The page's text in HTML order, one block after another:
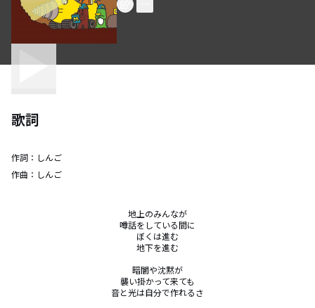
歌詞
作詞： しんご
作曲： しんご
地上のみんなが
噂話をしている間に
ぼくは進む
地下を進む
暗闇や沈黙が
襲い掛かって来ても
音と光は自分で作れるさ